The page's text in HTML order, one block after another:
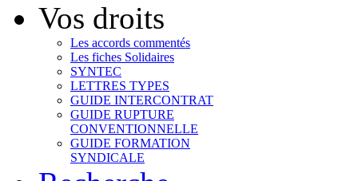
Vos droits
Les accords commentés
Les fiches Solidaires
SYNTEC
LETTRES TYPES
GUIDE INTERCONTRAT
GUIDE RUPTURE
CONVENTIONNELLE
GUIDE FORMATION
SYNDICALE